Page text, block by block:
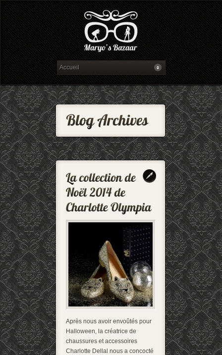
Après nous avoir envoûtés pour
Halloween, la créatrice de
chaussures et accessoires
Charlotte Dellal nous a concocté